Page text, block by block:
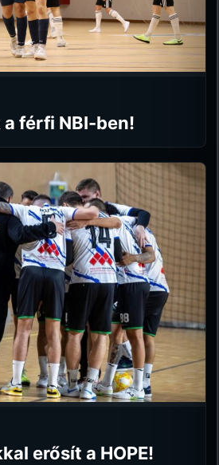
férfi NBI-ben!
erősít a HOPE!